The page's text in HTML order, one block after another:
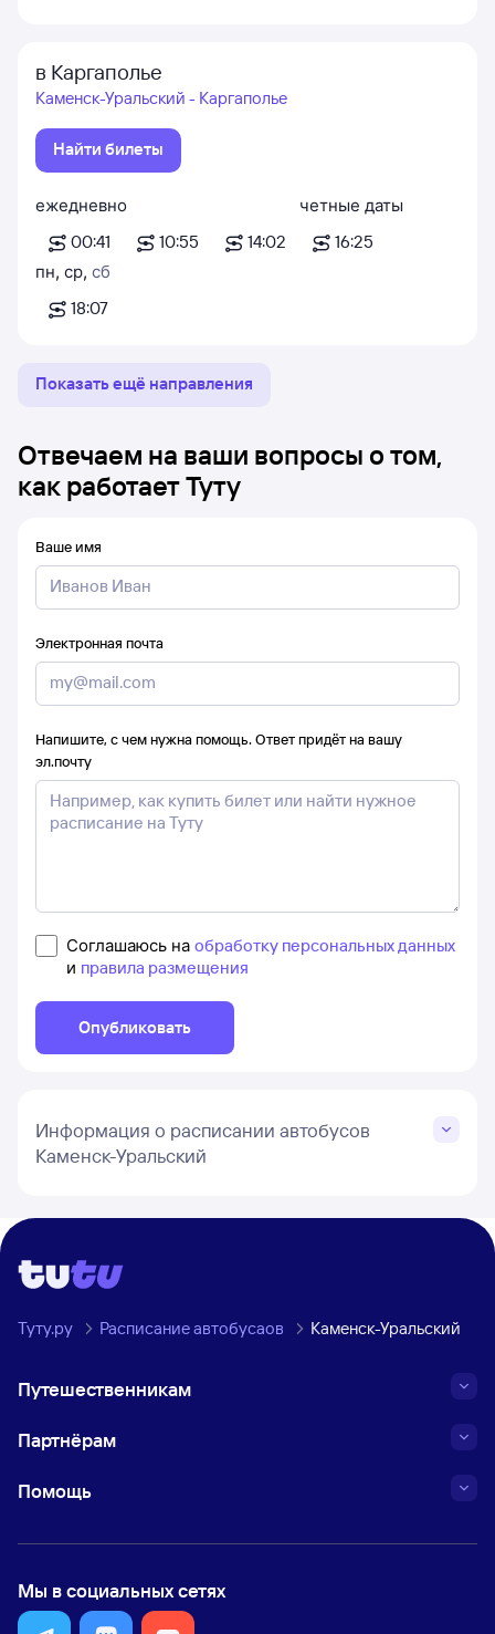
в Каргаполье
Каменск-Уральский - Каргаполье
Найти билеты
ежедневно
00:41
10:55 14:02
четные даты
16:25
пн, ср, сб
18:07
Показать ещё направления
Отвечаем на ваши вопросы о том,
как работает Туту
Ваше имя
Электронная почта
Напишите, с чем нужна помощь. Ответ придёт на вашу
эл.почту
Соглашаюсь на обработку персональных данных
и правила размещения
Опубликовать
Информация о расписании автобусов
Каменск-Уральский
Туту.ру Расписание автобусаов Каменск-Уральский
Путешественникам
Партнёрам
Помощь
Мы в социальных сетях